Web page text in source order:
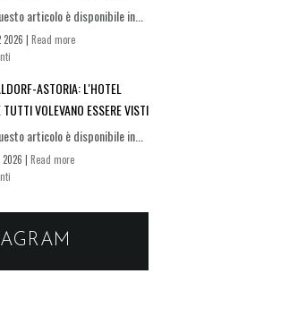
articolo è disponibile in...
2026 | Read more
ASTORIA: L'HOTEL
TUTTI VOLEVANO ESSERE VISTI
articolo è disponibile in...
2026 | Read more